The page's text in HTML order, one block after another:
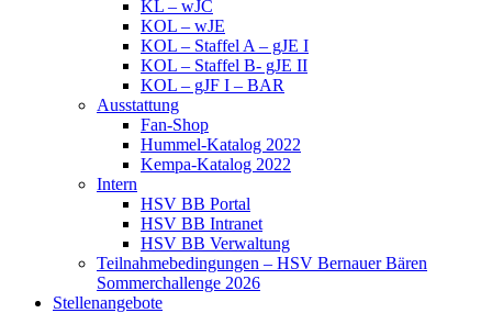
KL – wJC
KOL – wJE
KOL – Staffel A – gJE I
KOL – Staffel B- gJE II
KOL – gJF I – BAR
Ausstattung
Fan-Shop
Hummel-Katalog 2022
Kempa-Katalog 2022
Intern
HSV BB Portal
HSV BB Intranet
HSV BB Verwaltung
Teilnahmebedingungen – HSV Bernauer Bären
Sommerchallenge 2026
Stellenangebote